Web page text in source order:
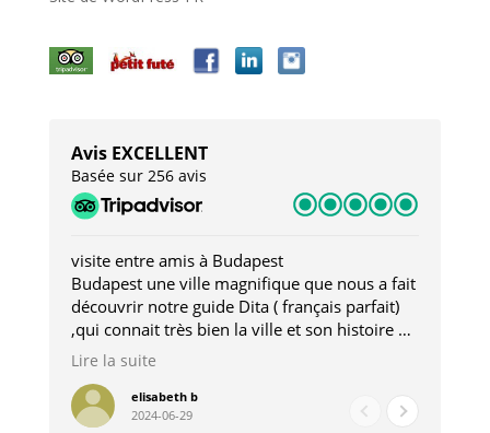
Avis EXCELLENT
Basée sur 256 avis
visite entre amis à Budapest
Budapest une ville magnifique que nous a fait
découvrir notre guide Dita ( français parfait)
,qui connait très bien la ville et son histoire et
qui nous a permis d'accéder à des lieux
pour les restaurants . A la fin de notre séjour
nous étions plus avec une amie qu' une guide
Lire la suite
elisabeth b
2024-06-29